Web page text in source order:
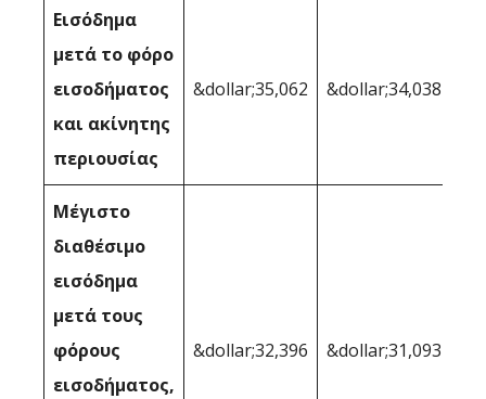
Εισόδημα
μετά το φόρο
εισοδήματος
και ακίνητης
περιουσίας
&dollar;35,062 &dollar;34,038
Μέγιστο
διαθέσιμο
εισόδημα
μετά τους
φόρους
εισοδήματος,
&dollar;32,396 &dollar;31,093